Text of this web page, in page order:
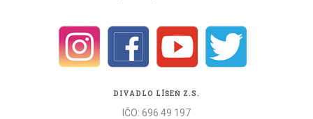
DIVADLO LÍŠEŇ Z.S.
IČO: 696 49 197